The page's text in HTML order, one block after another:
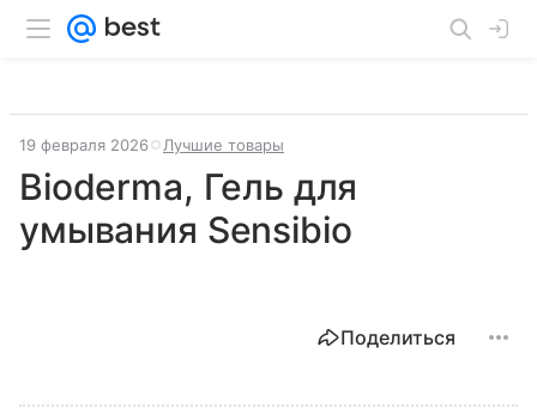
19 февраля 2026 Лучшие товары
Bioderma, Гель для
умывания Sensibio
Поделиться